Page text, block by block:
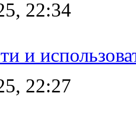
22:34
и
22:27